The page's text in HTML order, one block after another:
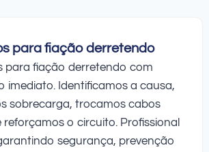
para fiação derretendo
para fiação derretendo com
imediato. Identificamos a causa,
sobrecarga, trocamos cabos
reforçamos o circuito. Profissional
segurança, prevenção